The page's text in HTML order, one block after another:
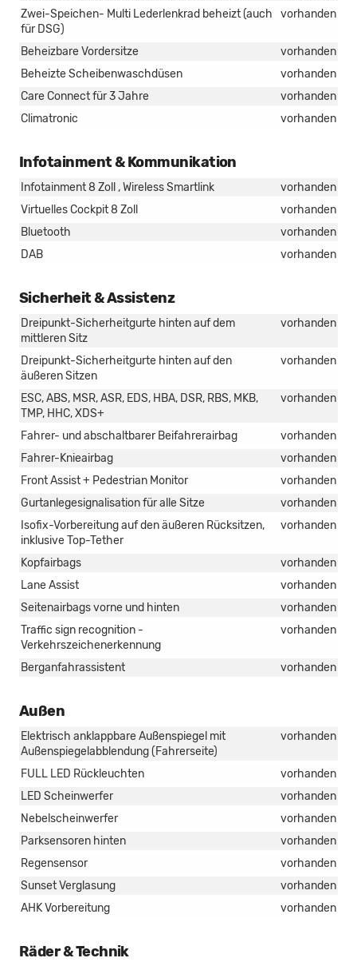
Zwei-Speichen- Multi Lederlenkrad beheizt (auch
für DSG)
vorhanden
Beheizbare Vordersitze
vorhanden
Beheizte Scheibenwaschdüsen
vorhanden
Care Connect für 3 Jahre
vorhanden
Climatronic
vorhanden
Infotainment & Kommunikation
Infotainment 8 Zoll , Wireless Smartlink
vorhanden
Virtuelles Cockpit 8 Zoll
vorhanden
Bluetooth
vorhanden
DAB
vorhanden
Sicherheit & Assistenz
Dreipunkt-Sicherheitgurte hinten auf dem
mittleren Sitz
vorhanden
Dreipunkt-Sicherheitgurte hinten auf den
äußeren Sitzen
vorhanden
ESC, ABS, MSR, ASR, EDS, HBA, DSR, RBS, MKB,
TMP, HHC, XDS+
vorhanden
Fahrer- und abschaltbarer Beifahrerairbag
vorhanden
Fahrer-Knieairbag
vorhanden
Front Assist + Pedestrian Monitor
vorhanden
Gurtanlegesignalisation für alle Sitze
vorhanden
Isofix-Vorbereitung auf den äußeren Rücksitzen,
inklusive Top-Tether
vorhanden
Kopfairbags
vorhanden
Lane Assist
vorhanden
Seitenairbags vorne und hinten
vorhanden
Traffic sign recognition -
Verkehrszeichenerkennung
vorhanden
Berganfahrassistent vorhanden
Außen
Elektrisch anklappbare Außenspiegel mit
Außenspiegelabblendung (Fahrerseite)
vorhanden
FULL LED Rückleuchten
vorhanden
LED Scheinwerfer
vorhanden
Nebelscheinwerfer
vorhanden
Parksensoren hinten
vorhanden
Regensensor
vorhanden
Sunset Verglasung
vorhanden
AHK Vorbereitung
vorhanden
Räder & Technik